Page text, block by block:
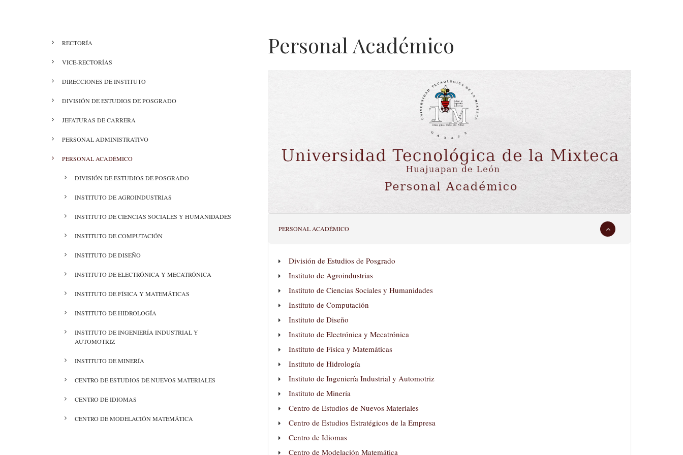
la
navegación
Personal Académico
PERSONAL ACADÉMICO
División de Estudios de Posgrado
Instituto de Agroindustrias
Instituto de Ciencias Sociales y Humanidades
Instituto de Computación
Instituto de Diseño
Instituto de Electrónica y Mecatrónica
Instituto de Física y Matemáticas
Instituto de Hidrología
Instituto de Ingeniería Industrial y Automotriz
Instituto de Minería
Centro de Estudios de Nuevos Materiales
Centro de Estudios Estratégicos de la Empresa
Centro de Idiomas
Centro de Modelación Matemática
MENÚ
RECTORÍA
VICE-RECTORÍAS
DIRECCIONES DE INSTITUTO
DIVISIÓN DE ESTUDIOS DE POSGRADO
JEFATURAS DE CARRERA
PERSONAL ADMINISTRATIVO
PERSONAL ACADÉMICO
DIVISIÓN DE ESTUDIOS DE POSGRADO
INSTITUTO DE AGROINDUSTRIAS
INSTITUTO DE CIENCIAS SOCIALES Y HUMANIDADES
INSTITUTO DE COMPUTACIÓN
INSTITUTO DE DISEÑO
INSTITUTO DE ELECTRÓNICA Y MECATRÓNICA
INSTITUTO DE FÍSICA Y MATEMÁTICAS
INSTITUTO DE HIDROLOGÍA
INSTITUTO DE INGENIERÍA INDUSTRIAL Y
AUTOMOTRIZ
INSTITUTO DE MINERÍA
CENTRO DE ESTUDIOS DE NUEVOS MATERIALES
CENTRO DE IDIOMAS
CENTRO DE MODELACIÓN MATEMÁTICA